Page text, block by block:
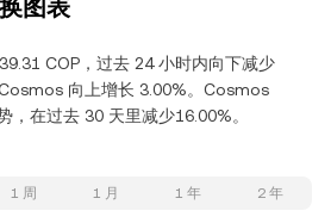
图表
COP，过去 24 小时内向下减少
向上增长 3.00%。Cosmos
，在过去 30 天里减少16.00%。
1 周 1 月 1 年 2 年